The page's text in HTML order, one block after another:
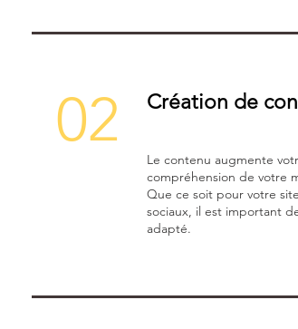
02 Création de
Le contenu augmente
compréhension de votre
Que ce soit pour votre
sociaux, il est important
adapté.